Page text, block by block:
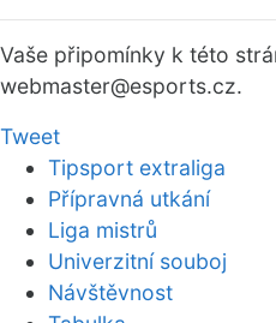
Vaše připomínky k této
webmaster@esports.cz.
Tweet
Tipsport extraliga
Přípravná utkání
Liga mistrů
Univerzitní souboj
Návštěvnost